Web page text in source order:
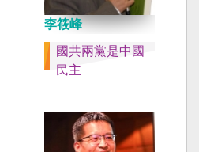
李筱峰
國共兩黨是中國
民主